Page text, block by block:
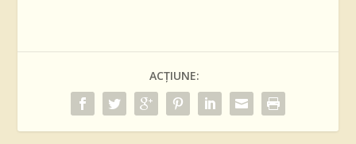
ACȚIUNE: